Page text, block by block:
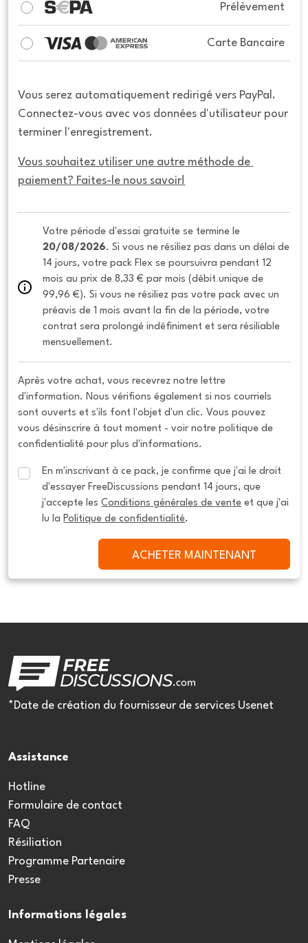
Prélèvement
Carte Bancaire
Vous serez automatiquement redirigé vers PayPal.
Connectez-vous avec vos données d'utilisateur pour
terminer l'enregistrement.
Vous souhaitez utiliser une autre méthode de
paiement? Faites-le nous savoir!
20/08/2026. Si vous ne résiliez pas dans un délai de
14 jours, votre pack Flex se poursuivra pendant 12
mois au prix de 8,33 € par mois (débit unique de
99,96 €). Si vous ne résiliez pas votre pack avec un
préavis de 1 mois avant la fin de la période, votre
contrat sera prolongé indéfiniment et sera résiliable
mensuellement.
Après votre achat, vous recevrez notre lettre
d'information. Nous vérifions également si nos courriels
sont ouverts et s'ils font l'objet d'un clic. Vous pouvez
vous désinscrire à tout moment - voir notre politique de
confidentialité pour plus d'informations.
En m'inscrivant à ce pack, je confirme que j'ai le droit
d'essayer FreeDiscussions pendant 14 jours, que
j'accepte les Conditions générales de vente et que j'ai
lu la Politique de confidentialité.
ACHETER MAINTENANT
*Date de création du fournisseur de services Usenet
Assistance
Hotline
Formulaire de contact
FAQ
Résiliation
Programme Partenaire
Presse
Informations légales